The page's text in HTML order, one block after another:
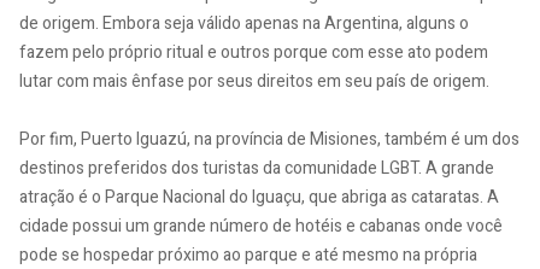
de origem. Embora seja válido apenas na Argentina, alguns o
fazem pelo próprio ritual e outros porque com esse ato podem
lutar com mais ênfase por seus direitos em seu país de origem.
Por fim, Puerto Iguazú, na província de Misiones, também é um dos
destinos preferidos dos turistas da comunidade LGBT. A grande
atração é o Parque Nacional do Iguaçu, que abriga as cataratas. A
cidade possui um grande número de hotéis e cabanas onde você
pode se hospedar próximo ao parque e até mesmo na própria